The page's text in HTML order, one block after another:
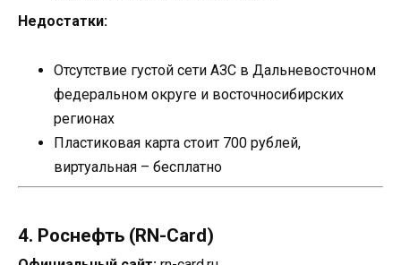
Недостатки:
Отсутствие густой сети АЗС в Дальневосточном
федеральном округе и восточносибирских
регионах
Пластиковая карта стоит 700 рублей,
виртуальная – бесплатно
4. Роснефть (RN-Card)